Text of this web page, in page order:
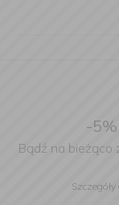
-
Bądź na bieżąco